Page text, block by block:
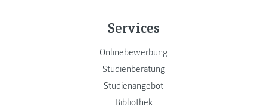
Services
Onlinebewerbung
Studienberatung
Studienangebot
Bibliothek